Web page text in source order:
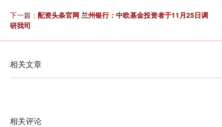
下一篇： 配资头条官网 兰州银行：中欧基金投资者于11月25日调
研我司
相关文章
相关评论
北证50 1134.24 +11.37 +1.01%
创业板指